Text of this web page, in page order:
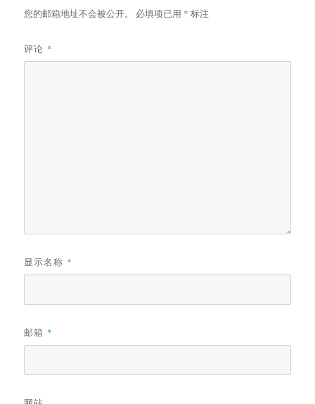
您的邮箱地址不会被公开。 必填项已用 * 标注
评论 *
显示名称 *
邮箱 *